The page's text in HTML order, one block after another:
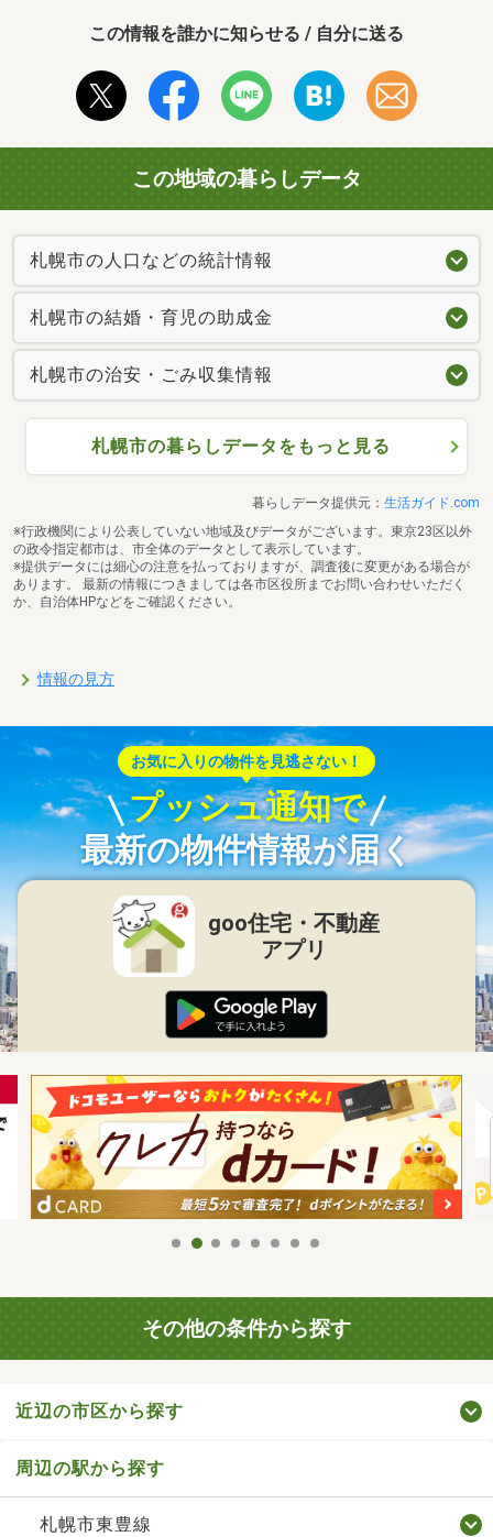
この情報を誰かに知らせる / 自分に送る
この地域の暮らしデータ
札幌市の人口などの統計情報
札幌市の結婚・育児の助成金
札幌市の治安・ごみ収集情報
札幌市の暮らしデータをもっと見る
暮らしデータ提供元： 生活ガイド.com
※行政機関により公表していない地域及びデータがございます。東京23区以外
の政令指定都市は、市全体のデータとして表示しています。
※提供データには細心の注意を払っておりますが、調査後に変更がある場合が
あります。 最新の情報につきましては各市区役所までお問い合わせいただく
か、自治体HPなどをご確認ください。
情報の見方
お気に入りの物件を見逃さない！
プッシュ通知で
最新の物件情報が届く
goo住宅・不動産
アプリ
その他の条件から探す
近辺の市区から探す
周辺の駅から探す
札幌市東豊線